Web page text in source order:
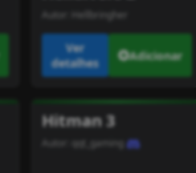
Autor: Hellbringher
Ver
detalhes
Adicionar
Hitman 3
Autor: qqt_gaming